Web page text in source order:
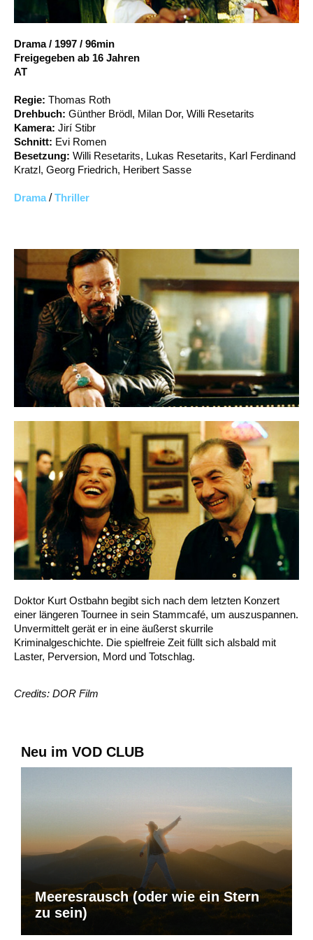
Account
Drama / 1997 / 96min
Freigegeben ab 16 Jahren
AT
Regie: Thomas Roth
Drehbuch: Günther Brödl, Milan Dor, Willi Resetarits
Kamera: Jirí Stibr
Schnitt: Evi Romen
Besetzung: Willi Resetarits, Lukas Resetarits, Karl Ferdinand
Kratzl, Georg Friedrich, Heribert Sasse
Drama /Thriller
Doktor Kurt Ostbahn begibt sich nach dem letzten Konzert
einer längeren Tournee in sein Stammcafé, um auszuspannen.
Unvermittelt gerät er in eine äußerst skurrile
Kriminalgeschichte. Die spielfreie Zeit füllt sich alsbald mit
Laster, Perversion, Mord und Totschlag.
Credits: DOR Film
Neu im VOD CLUB
Meeresrausch (oder wie ein Stern
zu sein)